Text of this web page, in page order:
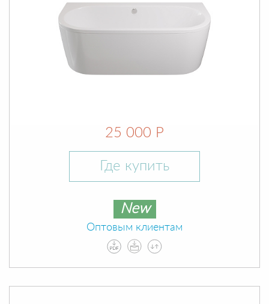
25 000 Р
Где купить
New
Оптовым клиентам